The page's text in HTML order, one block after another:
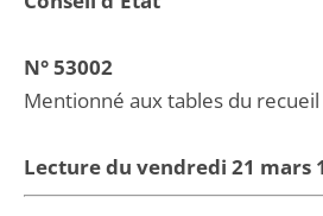
N° 53002
Mentionné aux tables du
Lecture du vendredi 21 mars